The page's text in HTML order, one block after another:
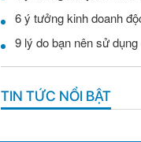
6 ý tưởng kinh doanh
9 lý do bạn nên sử
TIN TỨC NỔI BẬT